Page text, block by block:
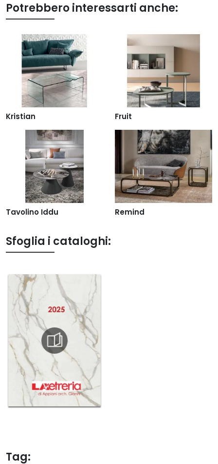
Potrebbero interessarti anche:
Kristian Fruit
Tavolino Iddu Remind
Sfoglia i cataloghi:
Tag: